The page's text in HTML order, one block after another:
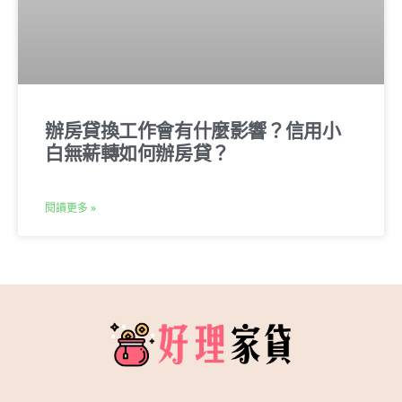
辦房貸換工作會有什麼影響？信用小
白無薪轉如何辦房貸？
閱讀更多 »